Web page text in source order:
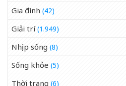
Gia đình (42)
Giải trí(1.949)
Nhịp sống (8)
Sống khỏe (5)
Thời trang (6)